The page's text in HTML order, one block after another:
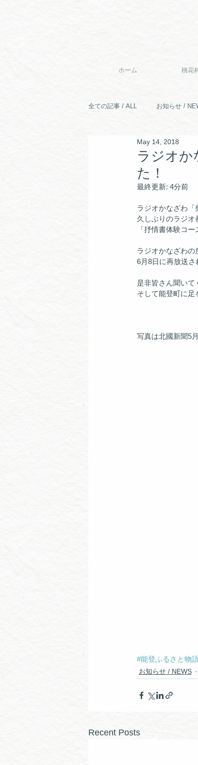
ホーム 桃花
全ての記事 / ALL お知らせ /
ラジオか
た！
May 14, 2018
最終更新: 4分前
ラジオかなざわ「
久しぶりのラジオ
「抒情書体験コ
ラジオかなざわ
6月8日に再放送さ
是非皆さん聞いて
そして能登町に足
写真は北國新聞5
#能登ふるさと物
お知らせ / NEWS
Recent Posts